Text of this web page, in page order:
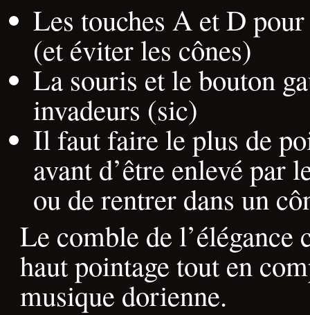
Les touches A et D
(et éviter les cônes)
La souris et le bouton
invadeurs (sic)
Il faut faire le plus de
avant d’être enlevé par
ou de rentrer dans un
Le comble de l’élégance
haut pointage tout en
musique dorienne.